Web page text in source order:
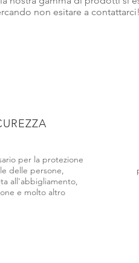
non esitare a contattarci!
per la protezione
delle persone,
all'abbigliamento,
e molto altro